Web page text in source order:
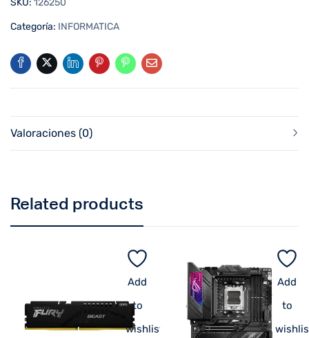
SKU: 126250
Categoría: INFORMATICA
Valoraciones (0)
Related products
Add
to
wishlist
Add
to